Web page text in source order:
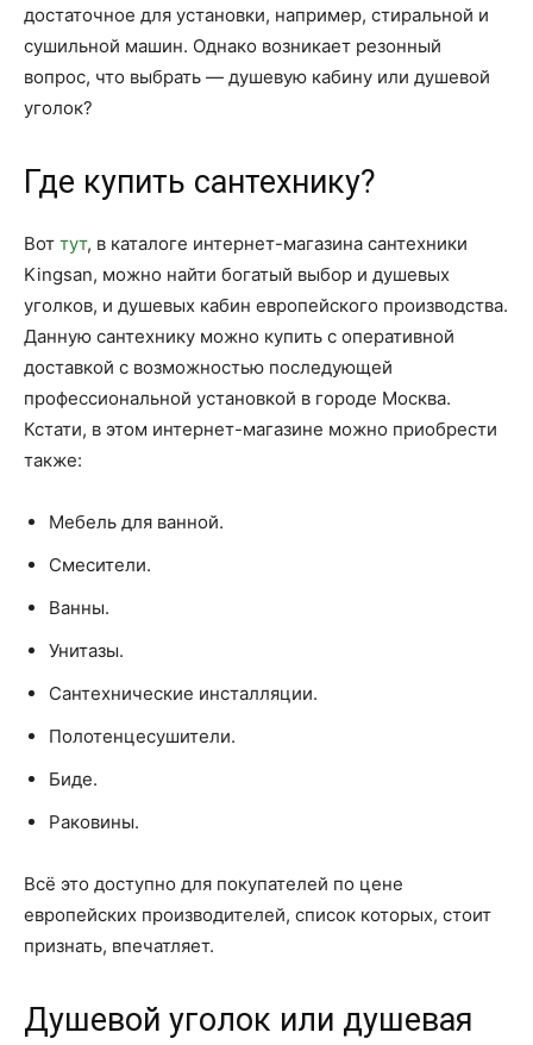
достаточное для установки, например, стиральной и
сушильной машин. Однако возникает резонный
вопрос, что выбрать — душевую кабину или душевой
уголок?
Где купить сантехнику?
Вот тут, в каталоге интернет-магазина сантехники
Kingsan, можно найти богатый выбор и душевых
уголков, и душевых кабин европейского производства.
Данную сантехнику можно купить с оперативной
доставкой с возможностью последующей
профессиональной установкой в городе Москва.
Кстати, в этом интернет-магазине можно приобрести
также:
Мебель для ванной.
Смесители.
Ванны.
Унитазы.
Сантехнические инсталляции.
Полотенцесушители.
Биде.
Раковины.
Всё это доступно для покупателей по цене
европейских производителей, список которых, стоит
признать, впечатляет.
Душевой уголок или душевая